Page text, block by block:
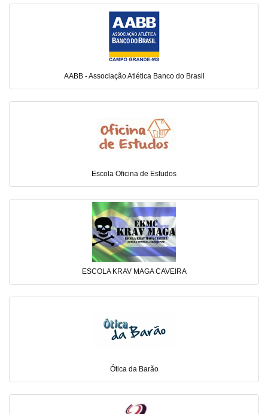
AABB - Associação Atlética Banco do Brasil
Escola Oficina de Estudos
ESCOLA KRAV MAGA CAVEIRA
Ótica da Barão